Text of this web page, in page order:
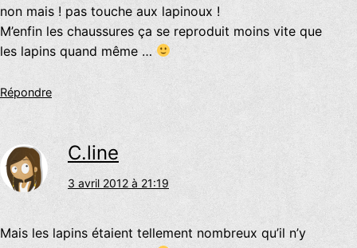
non mais ! pas touche aux lapinoux !
M’enfin les chaussures ça se reproduit moins vite que
les lapins quand même …
Répondre
C.line
3 avril 2012 à 21:19
Mais les lapins étaient tellement nombreux qu’il n’y